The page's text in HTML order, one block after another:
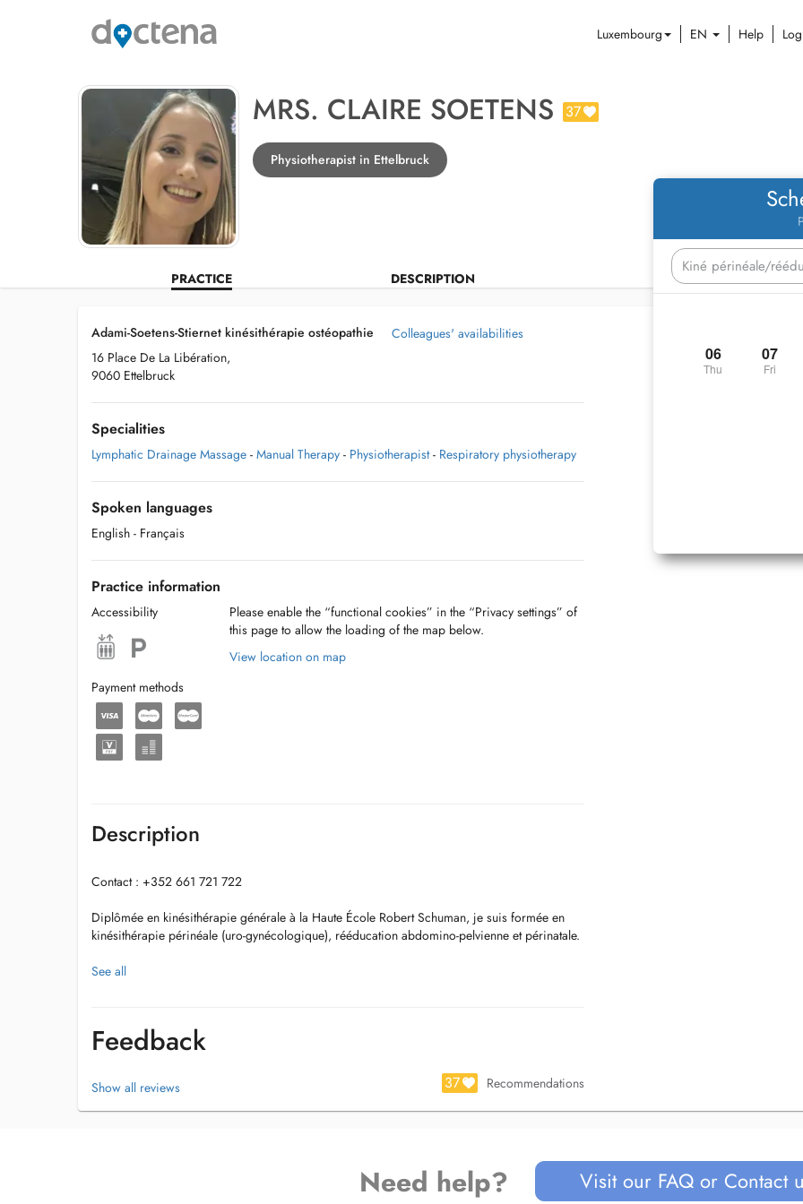
Luxembourg EN Help
MRS. CLAIRE SOETENS 37
Physiotherapist in Ettelbruck
PRACTICE DESCRIPTION
06
Thu
07
Fri
Adami-Soetens-Stiernet kinésithérapie ostéopathie
16 Place De La Libération,
9060 Ettelbruck
Colleagues' availabilities
Specialities
Lymphatic Drainage Massage - Manual Therapy - Physiotherapist - Respiratory physiotherapy
Spoken languages
English - Français
Practice information
Accessibility
Payment methods
Please enable the “functional cookies” in the “Privacy settings” of
this page to allow the loading of the map below.
View location on map
Description
Contact : +352 661 721 722
Diplômée en kinésithérapie générale à la Haute École Robert Schuman, je suis formée en
kinésithérapie périnéale (uro-gynécologique), rééducation abdomino-pelvienne et périnatale.
Voici mes domaines de prise en charge:
- Rééducation uro-gynécologique & abdomino-pelvienne selon la méthode Bernadette De
Gasquet
- Rééducation posturale et troubles de la statique pelvienne
- Drainage lymphatique manuel
- Kinésithérapie respiratoire (Postiaux)
See all
Feedback
Show all reviews 37 Recommendations
Need help? Visit our FAQ or Contact